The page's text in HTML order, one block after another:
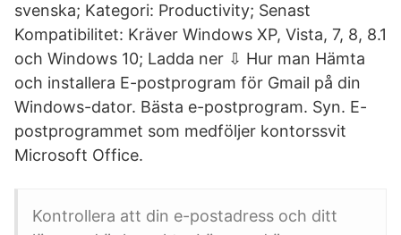
svenska; Kategori: Productivity; Senast
Kompatibilitet: Kräver Windows XP, Vista, 7, 8, 8.1
och Windows 10; Ladda ner ⇩ Hur man Hämta
och installera E-postprogram för Gmail på din
Windows-dator. Bästa e-postprogram. Syn. E-
postprogrammet som medföljer kontorssvit
Microsoft Office.
Kontrollera att din e-postadress och ditt